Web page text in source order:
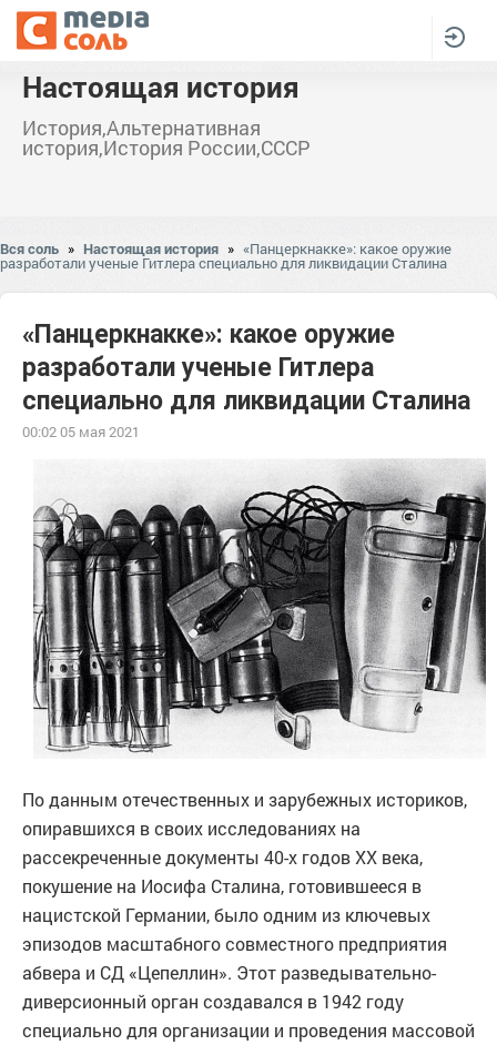
Настоящая история
История,Альтернативная
история,История России,СССР
Вся соль » Настоящая история » «Панцеркнакке»: какое оружие
разработали ученые Гитлера специально для ликвидации Сталина
«Панцеркнакке»: какое оружие
разработали ученые Гитлера
специально для ликвидации Сталина
00:02 05 мая 2021
По данным отечественных и зарубежных историков,
опиравшихся в своих исследованиях на
рассекреченные документы 40-х годов ХХ века,
покушение на Иосифа Сталина, готовившееся в
нацистской Германии, было одним из ключевых
эпизодов масштабного совместного предприятия
абвера и СД «Цепеллин». Этот разведывательно-
диверсионный орган создавался в 1942 году
специально для организации и проведения массовой